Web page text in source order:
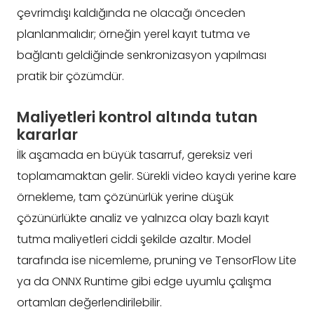
çevrimdışı kaldığında ne olacağı önceden
planlanmalıdır; örneğin yerel kayıt tutma ve
bağlantı geldiğinde senkronizasyon yapılması
pratik bir çözümdür.
Maliyetleri kontrol altında tutan
kararlar
İlk aşamada en büyük tasarruf, gereksiz veri
toplamamaktan gelir. Sürekli video kaydı yerine kare
örnekleme, tam çözünürlük yerine düşük
çözünürlükte analiz ve yalnızca olay bazlı kayıt
tutma maliyetleri ciddi şekilde azaltır. Model
tarafında ise nicemleme, pruning ve TensorFlow Lite
ya da ONNX Runtime gibi edge uyumlu çalışma
ortamları değerlendirilebilir.